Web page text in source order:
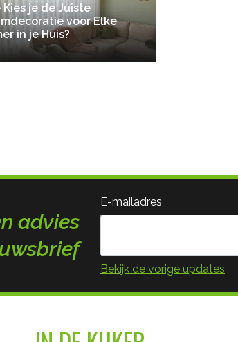
Kies je de Juiste
voor Elke
in je Huis?
advies
E-mailadres
Bekijk de vorige updates